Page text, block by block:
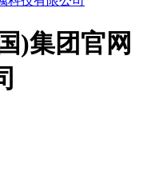
)集团官网